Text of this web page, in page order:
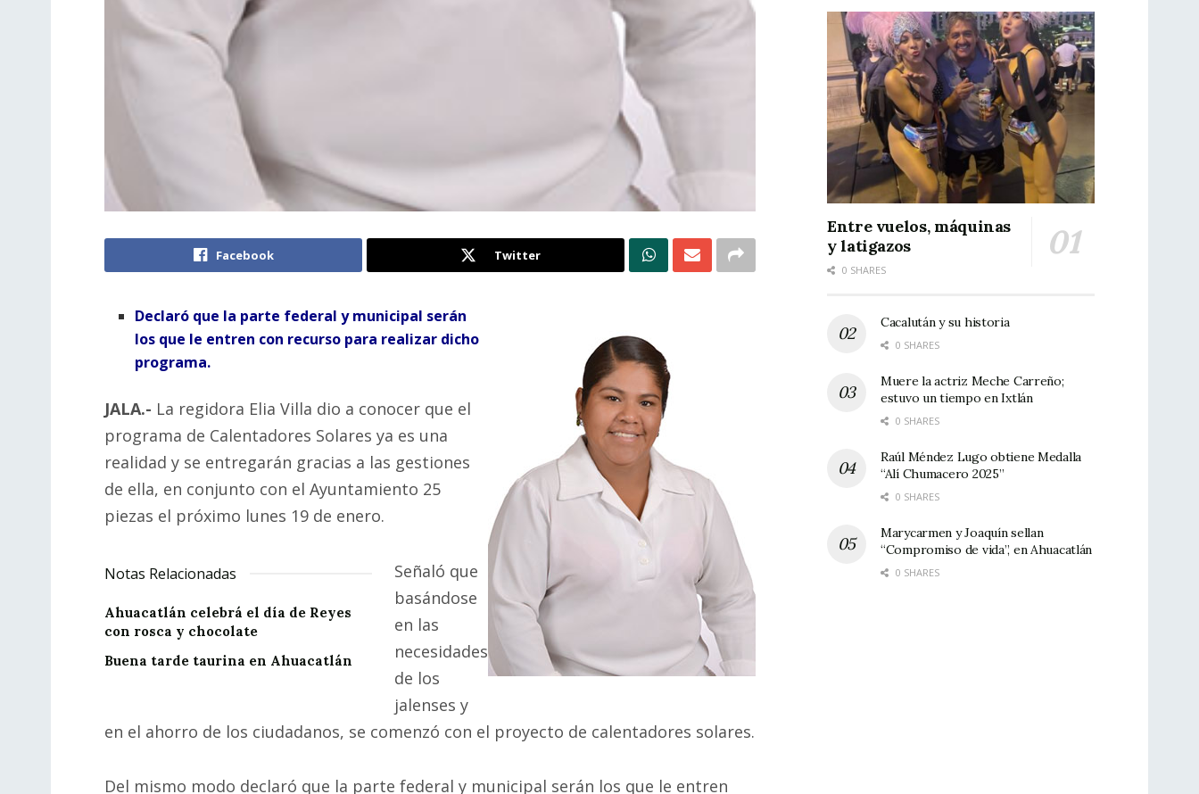
Facebook Twitter
Declaró que la parte federal y municipal serán
los que le entren con recurso para realizar dicho
programa.
JALA.- La regidora Elia Villa dio a conocer que el
programa de Calentadores Solares ya es una
realidad y se entregarán gracias a las gestiones
de ella, en conjunto con el Ayuntamiento 25
piezas el próximo lunes 19 de enero.
Notas Relacionadas
Ahuacatlán celebrá el día de Reyes
con rosca y chocolate
Buena tarde taurina en Ahuacatlán
Señaló que
basándose
en las
necesidades
de los
jalenses y
en el ahorro de los ciudadanos, se comenzó con el proyecto de calentadores solares.
Del mismo modo declaró que la parte federal y municipal serán los que le entren
Entre vuelos, máquinas
y latigazos
0 SHARES
Cacalután y su historia
0 SHARES
Muere la actriz Meche Carreño;
estuvo un tiempo en Ixtlán
0 SHARES
Raúl Méndez Lugo obtiene Medalla
“Alí Chumacero 2025”
0 SHARES
Marycarmen y Joaquín sellan
“Compromiso de vida”, en Ahuacatlán
0 SHARES